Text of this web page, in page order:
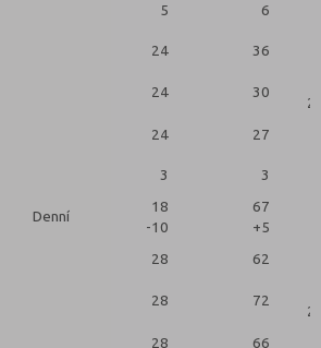
5 6
24 36
24 30
2
24 27
3 3
Denní
18
-10
67
+5
28 62
28 72
2
28 66